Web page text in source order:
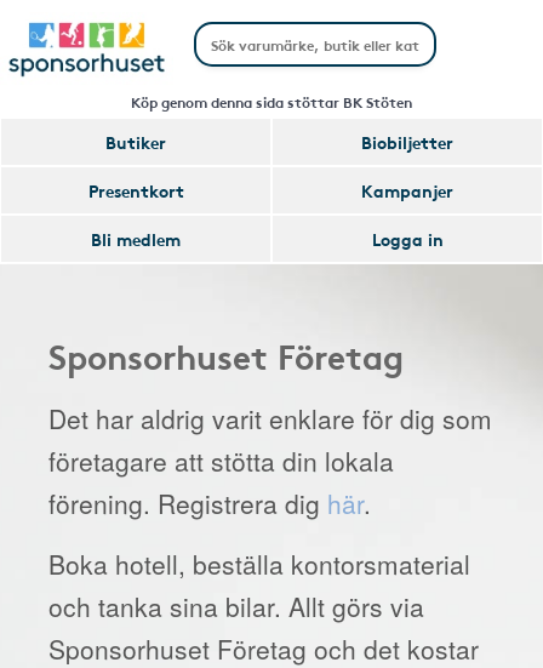
Köp genom denna sida stöttar BK Stöten
Butiker
Biobiljetter
Presentkort
Kampanjer
Bli medlem
Logga in
Sponsorhuset Företag
Det har aldrig varit enklare för dig som
företagare att stötta din lokala
förening. Registrera dig här.
Boka hotell, beställa kontorsmaterial
och tanka sina bilar. Allt görs via
Sponsorhuset Företag och det kostar